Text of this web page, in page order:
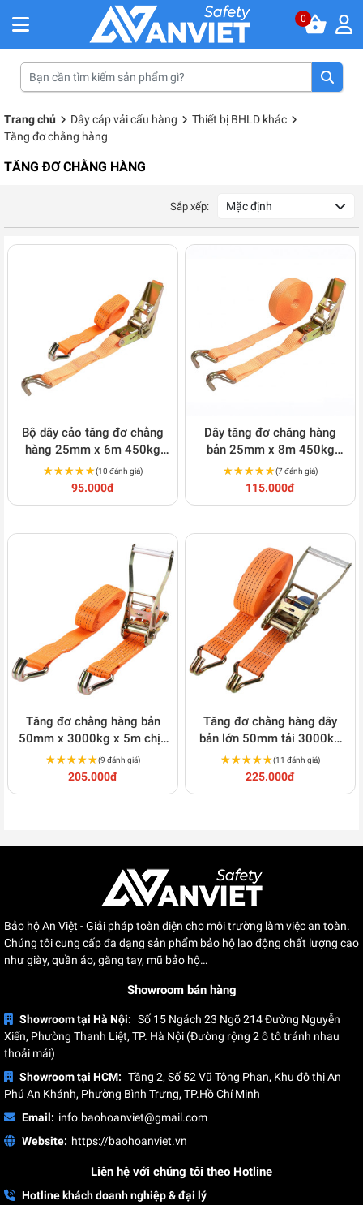
0
Trang chủ Dây cáp vải cẩu hàng
Thiết bị BHLD khác
Tăng đơ chằng hàng
TĂNG ĐƠ CHẰNG HÀNG
Sắp xếp: Mặc định
Bộ dây cảo tăng đơ chằng
hàng 25mm x 6m 450kg
C173
★★★★★
★★★★★(10 đánh giá)
95.000đ
Dây tăng đơ chăng hàng
bản 25mm x 8m 450kg
C174
★★★★★
★★★★★(7 đánh giá)
115.000đ
Tăng đơ chằng hàng bản
50mm x 3000kg x 5m chịu
tải nặng, móc thép cứng
cáp C175
★★★★★
★★★★★(9 đánh giá)
205.000đ
Tăng đơ chằng hàng dây
bản lớn 50mm tải 3000kg
dài 8m, khóa siết an toàn
Helios C176
★★★★★
★★★★★(11 đánh giá)
225.000đ
Bảo hộ An Việt - Giải pháp toàn diện cho môi trường làm việc an toàn.
Chúng tôi cung cấp đa dạng sản phẩm bảo hộ lao động chất lượng cao
như giày, quần áo, găng tay, mũ bảo hộ…
Showroom bán hàng
Showroom tại Hà Nội: Số 15 Ngách 23 Ngõ 214 Đường Nguyễn
Xiển, Phường Thanh Liệt, TP. Hà Nội (Đường rộng 2 ô tô tránh nhau
thoải mái)
Showroom tại HCM: Tầng 2, Số 52 Vũ Tông Phan, Khu đô thị An
Phú An Khánh, Phường Bình Trưng, TP.Hồ Chí Minh
Email: info.baohoanviet@gmail.com
Website: https://baohoanviet.vn
Liên hệ với chúng tôi theo Hotline
Hotline khách doanh nghiệp & đại lý